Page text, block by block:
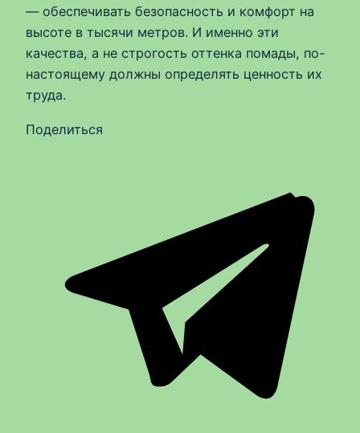
— обеспечивать безопасность и комфорт на
высоте в тысячи метров. И именно эти
качества, а не строгость оттенка помады, по-
настоящему должны определять ценность их
труда.
Поделиться